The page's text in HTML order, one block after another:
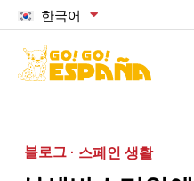
한국어
블로그 · 스페인 생활